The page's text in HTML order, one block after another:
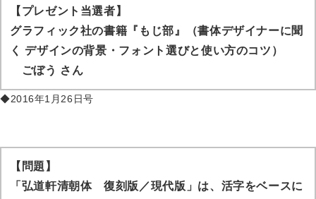
【プレゼント当選者】
グラフィック社の書籍『もじ部』（書体デザイナーに聞
く デザインの背景・フォント選びと使い方のコツ）
ごぼう さん
◆2016年1月26日号
【問題】
「弘道軒清朝体 復刻版／現代版」は、活字をベースに